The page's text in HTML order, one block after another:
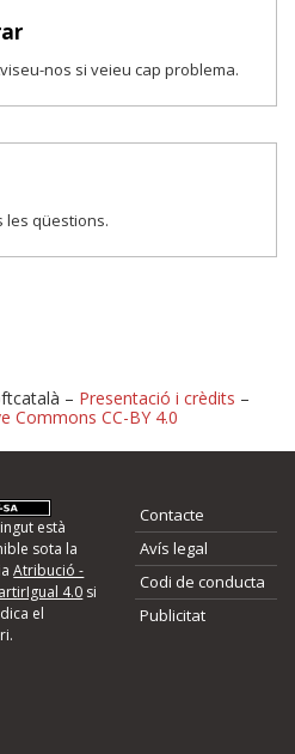
nos si veieu cap problema.
les qüestions.
millores o
proposar alguna millora, ompliu els
o l'error del qual voleu informar-
– Presentació i crèdits –
Commons CC-BY 4.0
està
sota la
Atribució -
4.0 si
el
Contacte
Avís legal
Codi de conducta
Publicitat